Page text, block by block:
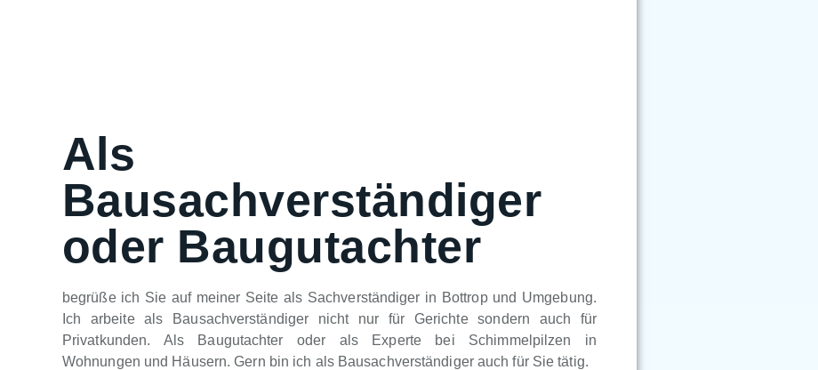
Als
Bausachverständiger
oder Baugutachter
begrüße ich Sie auf meiner Seite als Sachverständiger in Bottrop und Umgebung.
Ich arbeite als Bausachverständiger nicht nur für Gerichte sondern auch für
Privatkunden. Als Baugutachter oder als Experte bei Schimmelpilzen in
Wohnungen und Häusern. Gern bin ich als Bausachverständiger auch für Sie tätig.